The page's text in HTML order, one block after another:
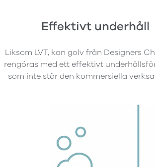
Effektivt underhåll
Liksom LVT, kan golv från Designers
rengöras med ett effektivt
som inte stör den kommersiella